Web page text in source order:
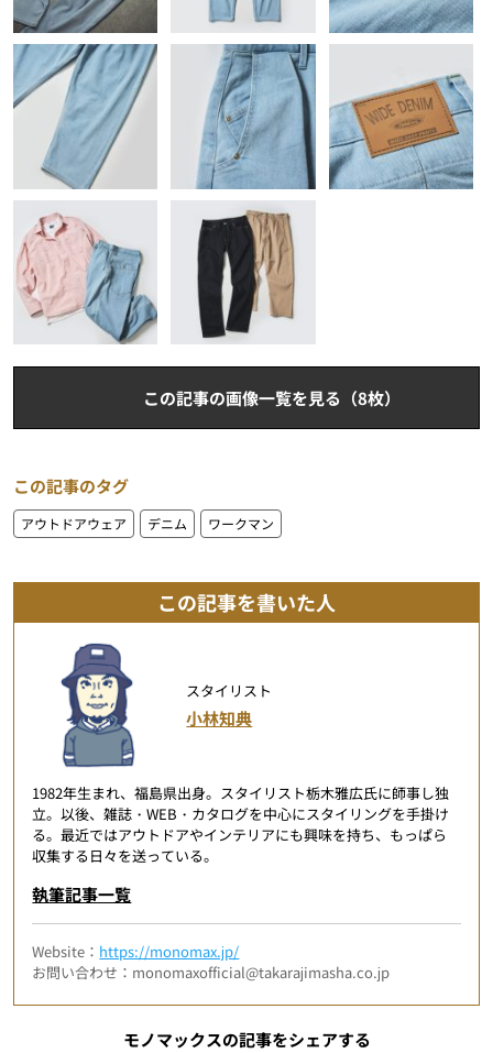
この記事の画像一覧を見る（8枚）
この記事のタグ
アウトドアウェア デニム ワークマン
この記事を書いた人
スタイリスト
小林知典
1982年生まれ、福島県出身。スタイリスト栃木雅広氏に師事し独
立。以後、雑誌・WEB・カタログを中心にスタイリングを手掛け
る。最近ではアウトドアやインテリアにも興味を持ち、もっぱら
収集する日々を送っている。
執筆記事一覧
Website： https://monomax.jp/
お問い合わせ：monomaxofficial@takarajimasha.co.jp
モノマックスの記事をシェアする